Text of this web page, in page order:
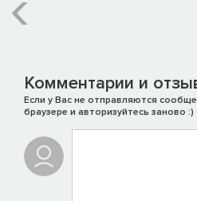
Комментарии и
Если у Вас не отправляются
браузере и авторизуйтесь заново :)